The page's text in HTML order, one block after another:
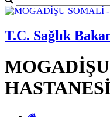
T.C. Sağlık